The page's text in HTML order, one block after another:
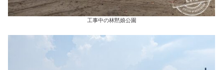
工事中の林黙娘公園